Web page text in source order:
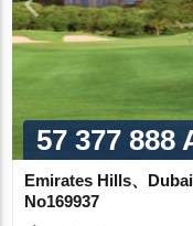
57 377 888
Emirates Hills、
No169937